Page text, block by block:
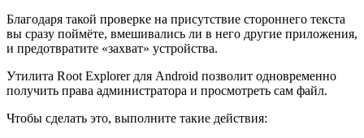
Благодаря такой проверке на присутствие стороннего текста
вы сразу поймёте, вмешивались ли в него другие приложения,
и предотвратите «захват» устройства.
Утилита Root Explorer для Android позволит одновременно
получить права администратора и просмотреть сам файл.
Чтобы сделать это, выполните такие действия: